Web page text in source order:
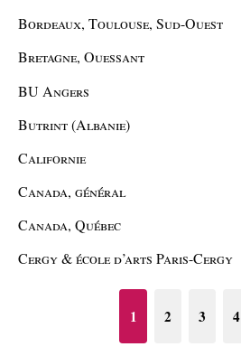
Bordeaux, Toulouse, Sud-Ouest
Bretagne, Ouessant
BU Angers
Butrint (Albanie)
Californie
Canada, général
Canada, Québec
Cergy & école d’arts Paris-Cergy
1 2 3 4